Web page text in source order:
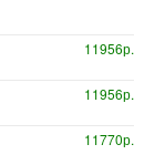
11956р.
11956р.
11770р.